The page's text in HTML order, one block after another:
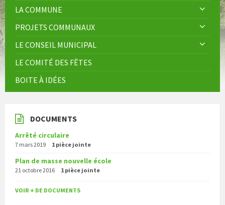
LA COMMUNE
PROJETS COMMUNAUX
LE CONSEIL MUNICIPAL
LE COMITÉ DES FÊTES
BOITE À IDÉES
DOCUMENTS
Arrêté circulaire
7 mars 2019 1 pièce jointe
Plan de masse nouvelle école
21 octobre 2016 1 pièce jointe
VOIR + DE DOCUMENTS